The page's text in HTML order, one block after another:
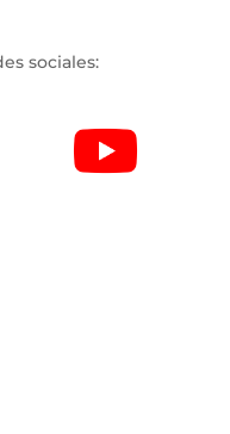
sociales: